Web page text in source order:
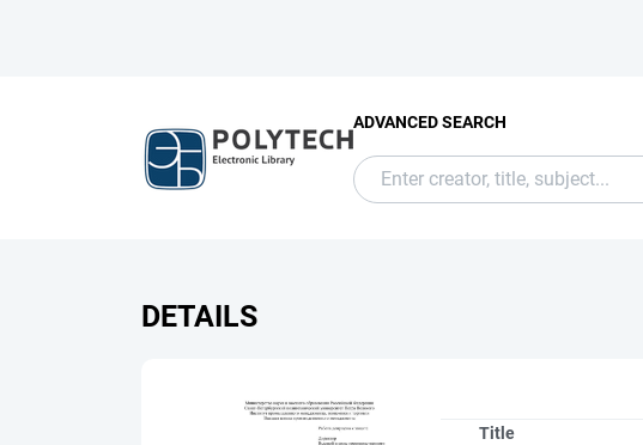
ADVANCED SEARCH
DETAILS
Title